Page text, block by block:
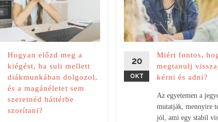
Hogyan előzd meg a
kiégést, ha suli mellett
diákmunkában dolgozol,
és a magánéletet sem
szeretnéd háttérbe
szorítani?
20
OKT
Miért fontos,
megtanulj
kérni és adni?
Az egyetemen a
mutatják, mennyire
jól, ami egy stabil